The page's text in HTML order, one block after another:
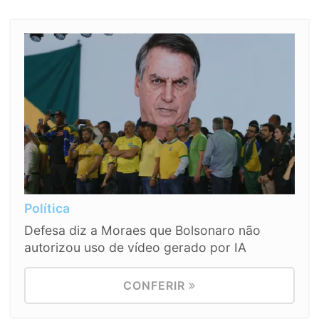
Política
Defesa diz a Moraes que Bolsonaro não
autorizou uso de vídeo gerado por IA
CONFERIR